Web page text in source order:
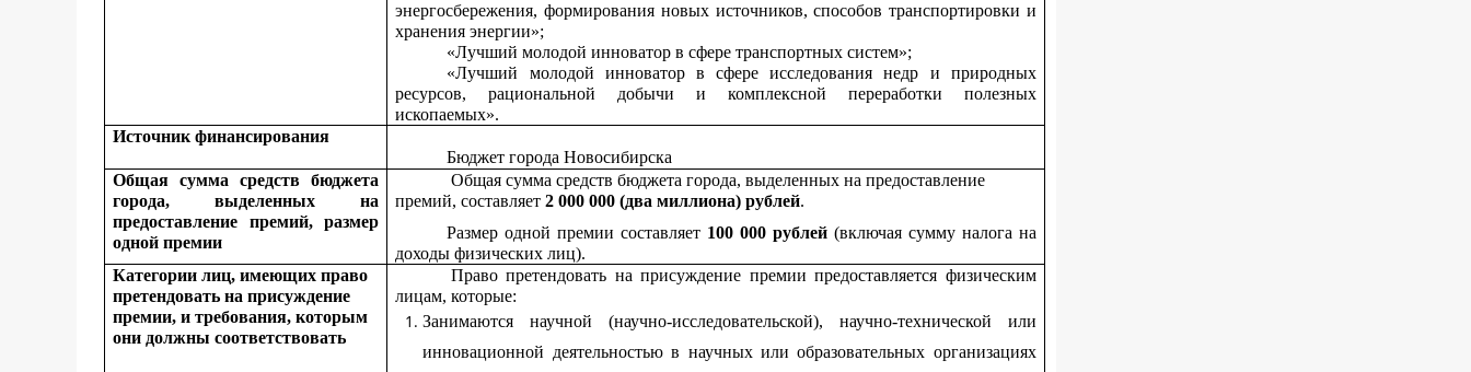
энергосбережения, формирования новых источников, способов транспортировки и
хранения энергии»;
«Лучший молодой инноватор в сфере транспортных систем»;
«Лучший молодой инноватор в сфере исследования недр и природных
ресурсов, рациональной добычи и комплексной переработки полезных
ископаемых».
Источник финансирования
Бюджет города Новосибирска
Общая сумма средств бюджета
города, выделенных на
предоставление премий, размер
одной премии
Общая сумма средств бюджета города, выделенных на предоставление
премий, составляет2 000 000 (два миллиона) рублей.
Размер одной премии составляет 100 000 рублей (включая сумму налога на
доходы физических лиц).
Категории лиц, имеющих право
претендовать на присуждение
премии, и требования, которым
они должны соответствовать
Право претендовать на присуждение премии предоставляется физическим
лицам, которые:
Занимаются научной (научно-исследовательской), научно-технической или
инновационной деятельностью в научных или образовательных организациях